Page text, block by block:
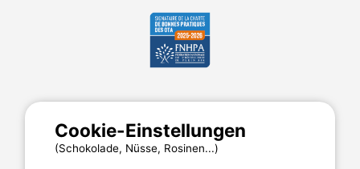
MyCamping.com
Impressum
Allgemeine Nutzungsbedingungen
Cookie-Einstellungen
(Schokolade, Nüsse, Rosinen...)